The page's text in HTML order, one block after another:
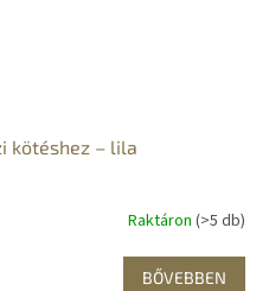
kötéshez – lila
Raktáron (>5 db)
BŐVEBBEN